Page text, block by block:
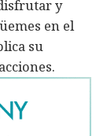
y
en el
su